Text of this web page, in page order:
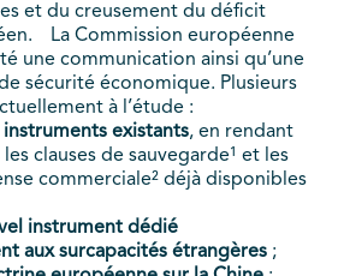
et du creusement du déficit
La Commission européenne
une communication ainsi qu’une
sécurité économique. Plusieurs
à l’étude :
instruments existants, en rendant
clauses de sauvegarde¹ et les
commerciale² déjà disponibles
instrument dédié
aux surcapacités étrangères ;